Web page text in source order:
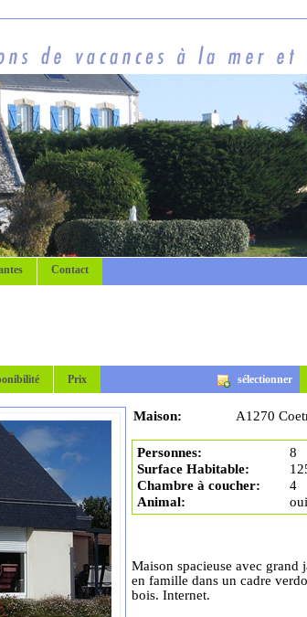
Contact
Prix sélectionner
Maison: A1270
Personnes:
8
Surface Habitable:
Chambre à coucher:
4
Animal:
oui
Maison spacieuse avec grand
en famille dans un cadre
bois. Internet.